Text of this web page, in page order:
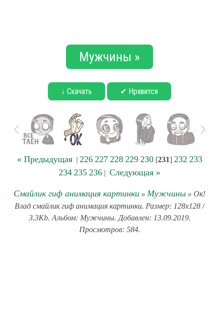
Мужчины »
↓ Скачать ✔ Нравится
« Предыдущая| 226 227 228 229 230[231] 232 233
234 235 236 | Следующая »
Смайлик гиф анимация картинки » Мужчины » Ок!
Влад смайлик гиф анимация картинки. Размер: 128x128 /
3.3Kb. Альбом: Мужчины. Добавлен: 13.09.2019.
Просмотров: 584.